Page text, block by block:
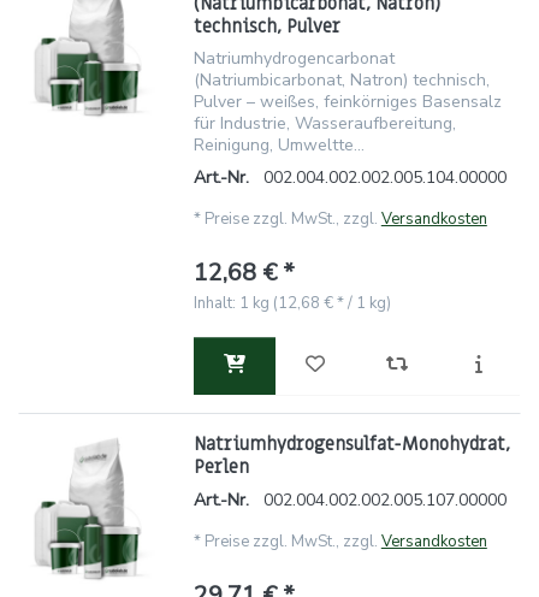
technisch, Pulver
Natriumhydrogencarbonat
(Natriumbicarbonat, Natron) technisch,
Pulver – weißes, feinkörniges Basensalz
für Industrie, Wasseraufbereitung,
Reinigung, Umweltte...
Art.-Nr.
002.004.002.002.005.104.00000
* Preise zzgl. MwSt., zzgl. Versandkosten
12,68 € *
Inhalt: 1 kg (12,68 € * / 1 kg)
Natriumhydrogensulfat-Monohydrat,
Perlen
Art.-Nr. 002.004.002.002.005.107.00000
* Preise zzgl. MwSt., zzgl. Versandkosten